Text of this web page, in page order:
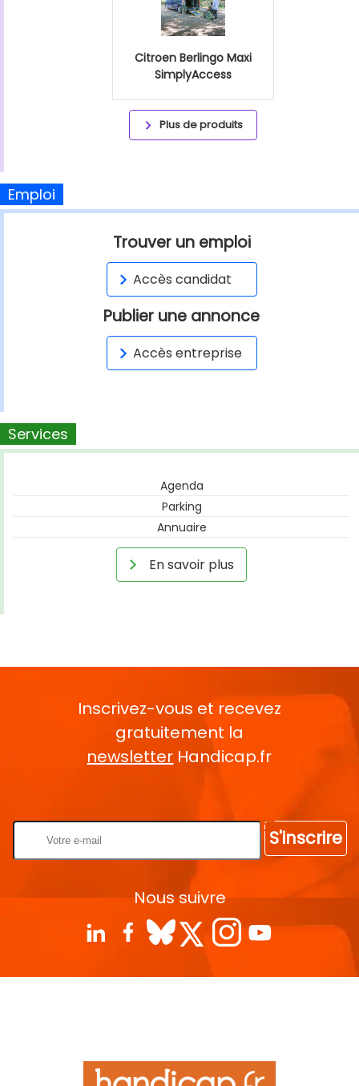
Citroen Berlingo Maxi
SimplyAccess
Plus de produits
Emploi
Trouver un emploi
Accès candidat
Publier une annonce
Accès entreprise
Services
Agenda
Parking
Annuaire
En savoir plus
Inscrivez-vous et recevez
gratuitement la
newsletter Handicap.fr
S'inscrire
Nous suivre